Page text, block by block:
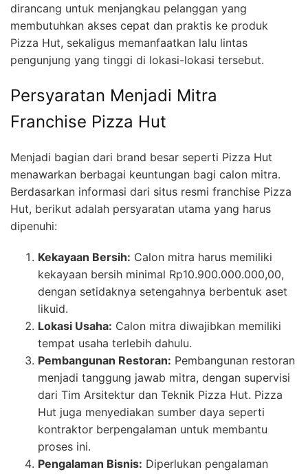
dirancang untuk menjangkau pelanggan yang
membutuhkan akses cepat dan praktis ke produk
Pizza Hut, sekaligus memanfaatkan lalu lintas
pengunjung yang tinggi di lokasi-lokasi tersebut.
Persyaratan Menjadi Mitra
Franchise Pizza Hut
Menjadi bagian dari brand besar seperti Pizza Hut
menawarkan berbagai keuntungan bagi calon mitra.
Berdasarkan informasi dari situs resmi franchise Pizza
Hut, berikut adalah persyaratan utama yang harus
dipenuhi:
Kekayaan Bersih: Calon mitra harus memiliki
kekayaan bersih minimal Rp10.900.000.000,00,
dengan setidaknya setengahnya berbentuk aset
likuid.
Lokasi Usaha: Calon mitra diwajibkan memiliki
tempat usaha terlebih dahulu.
Pembangunan Restoran: Pembangunan restoran
menjadi tanggung jawab mitra, dengan supervisi
dari Tim Arsitektur dan Teknik Pizza Hut. Pizza
Hut juga menyediakan sumber daya seperti
kontraktor berpengalaman untuk membantu
proses ini.
Pengalaman Bisnis: Diperlukan pengalaman